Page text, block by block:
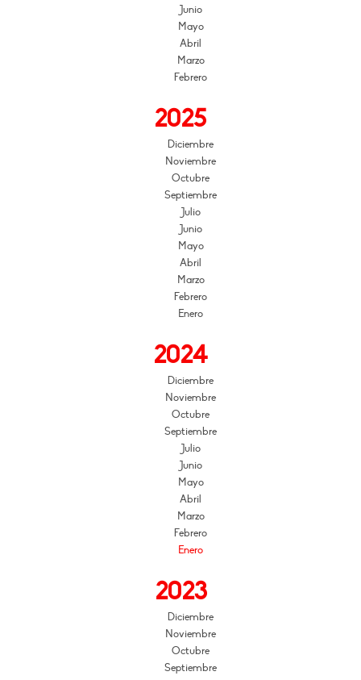
Junio
Mayo
Abril
Marzo
Febrero
2025
Diciembre
Noviembre
Octubre
Septiembre
Julio
Junio
Mayo
Abril
Marzo
Febrero
Enero
2024
Diciembre
Noviembre
Octubre
Septiembre
Julio
Junio
Mayo
Abril
Marzo
Febrero
Enero
2023
Diciembre
Noviembre
Octubre
Septiembre